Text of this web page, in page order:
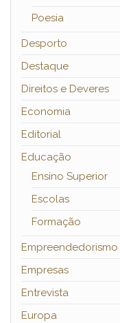
Poesia
Desporto
Destaque
Direitos e Deveres
Economia
Editorial
Educação
Ensino Superior
Escolas
Formação
Empreendedorismo
Empresas
Entrevista
Europa